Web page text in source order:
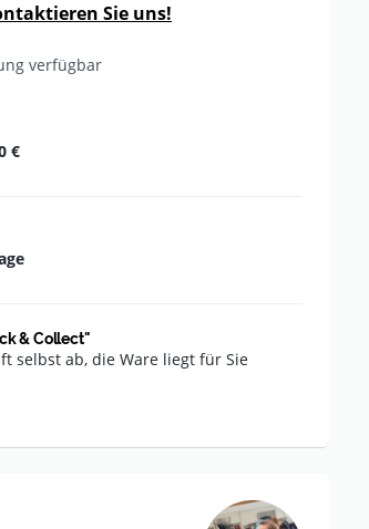
Sie uns!
verfügbar
€
& Collect"
selbst ab, die Ware liegt für Sie